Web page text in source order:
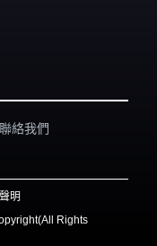
聯絡我們
明
Rights